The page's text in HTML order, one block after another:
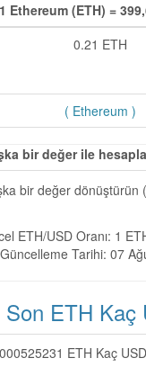
Ethereum (ETH) =
0.21 ETH
( Ethereum )
bir değer ile
bir değer dönüştürün
ETH/USD Oranı: 1
Tarihi: 07
Son ETH Kaç
ETH Kaç